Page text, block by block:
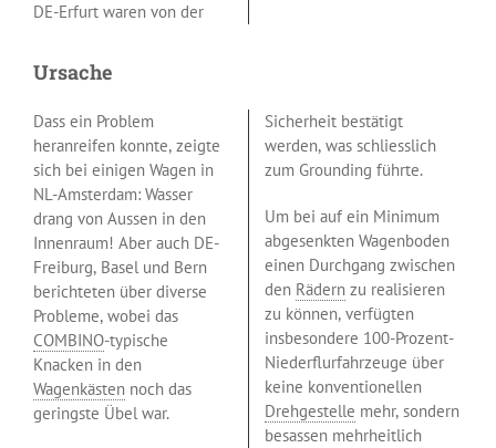
DE-Erfurt waren von der
Ursache
Dass ein Problem
heranreifen konnte, zeigte
sich bei einigen Wagen in
NL-Amsterdam: Wasser
drang von Aussen in den
Innenraum! Aber auch DE-
Freiburg, Basel und Bern
berichteten über diverse
Probleme, wobei das
COMBINO-typische
Knacken in den
Wagenkästen noch das
geringste Übel war.
Sicherheit bestätigt
werden, was schliesslich
zum Grounding führte.
Um bei auf ein Minimum
abgesenkten Wagenboden
einen Durchgang zwischen
den Rädern zu realisieren
zu können, verfügten
insbesondere 100-Prozent-
Niederflurfahrzeuge über
keine konventionellen
Drehgestelle mehr, sondern
besassen mehrheitlich